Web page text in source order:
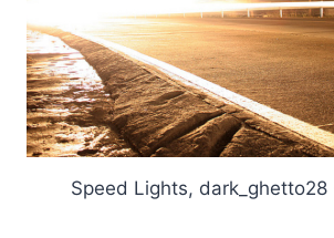
Speed Lights, dark_ghetto28